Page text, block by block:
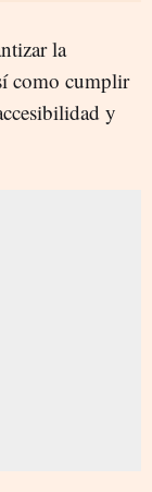
la
como cumplir
y